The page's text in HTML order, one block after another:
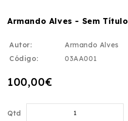
Armando Alves - Sem Título
Autor:
Armando Alves
Código:
03AA001
100,00€
Qtd